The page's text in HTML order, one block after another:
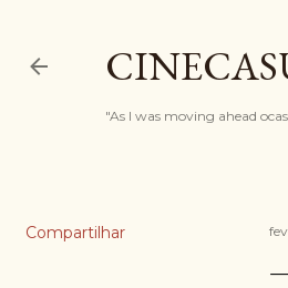
"As I was moving ahead
Compartilhar